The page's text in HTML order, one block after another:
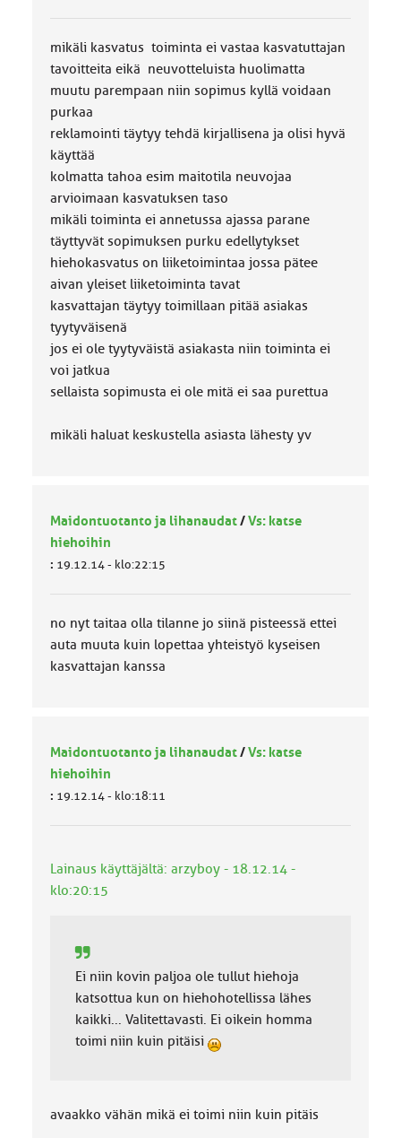
mikäli kasvatus toiminta ei vastaa kasvatuttajan
tavoitteita eikä neuvotteluista huolimatta
muutu parempaan niin sopimus kyllä voidaan
purkaa
reklamointi täytyy tehdä kirjallisena ja olisi hyvä
käyttää
kolmatta tahoa esim maitotila neuvojaa
arvioimaan kasvatuksen taso
mikäli toiminta ei annetussa ajassa parane
täyttyvät sopimuksen purku edellytykset
hiehokasvatus on liiketoimintaa jossa pätee
aivan yleiset liiketoiminta tavat
kasvattajan täytyy toimillaan pitää asiakas
tyytyväisenä
jos ei ole tyytyväistä asiakasta niin toiminta ei
voi jatkua
sellaista sopimusta ei ole mitä ei saa purettua
mikäli haluat keskustella asiasta lähesty yv
Maidontuotanto ja lihanaudat/Vs: katse
hiehoihin
: 19.12.14 - klo:22:15
no nyt taitaa olla tilanne jo siinä pisteessä ettei
auta muuta kuin lopettaa yhteistyö kyseisen
kasvattajan kanssa
Maidontuotanto ja lihanaudat/Vs: katse
hiehoihin
: 19.12.14 - klo:18:11
Lainaus käyttäjältä: arzyboy - 18.12.14 -
klo:20:15
Ei niin kovin paljoa ole tullut hiehoja
katsottua kun on hiehohotellissa lähes
kaikki... Valitettavasti. Ei oikein homma
toimi niin kuin pitäisi
avaakko vähän mikä ei toimi niin kuin pitäis